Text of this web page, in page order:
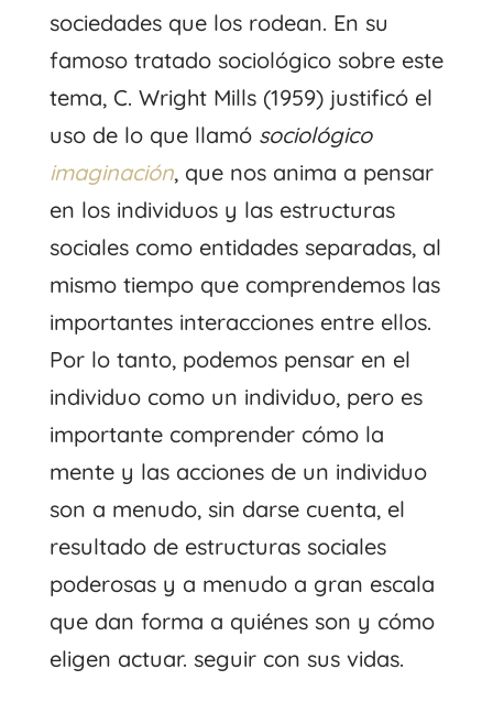
sociedades que los rodean. En su
famoso tratado sociológico sobre este
tema, C. Wright Mills (1959) justificó el
uso de lo que llamó sociológico
imaginación, que nos anima a pensar
en los individuos y las estructuras
sociales como entidades separadas, al
mismo tiempo que comprendemos las
importantes interacciones entre ellos.
Por lo tanto, podemos pensar en el
individuo como un individuo, pero es
importante comprender cómo la
mente y las acciones de un individuo
son a menudo, sin darse cuenta, el
resultado de estructuras sociales
poderosas y a menudo a gran escala
que dan forma a quiénes son y cómo
eligen actuar. seguir con sus vidas.